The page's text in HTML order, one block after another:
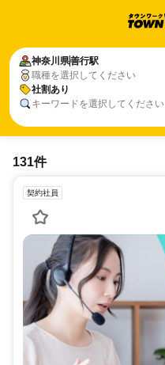
神奈川県善行駅
職種を選択してください
社割あり
キーワードを選択してください
131件
契約社員